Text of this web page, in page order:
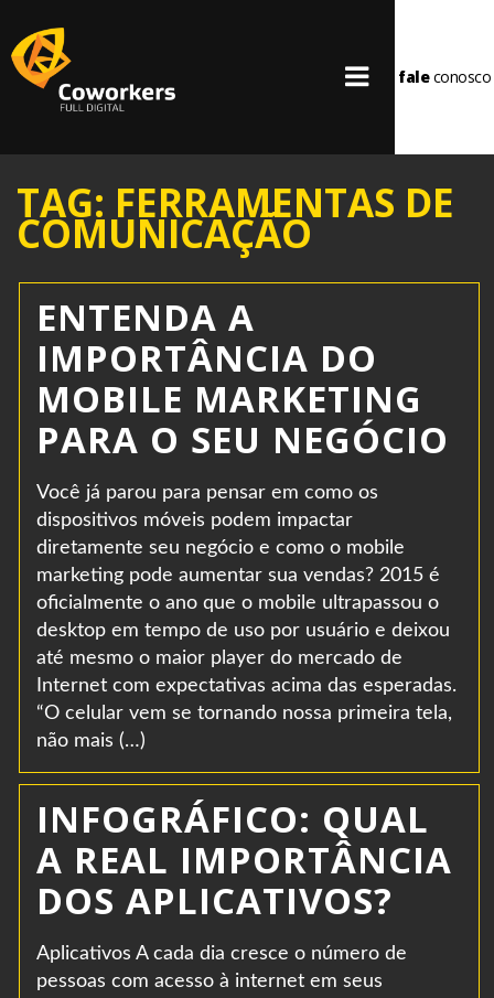
faleconosco
TAG: FERRAMENTAS DE
COMUNICAÇÃO
ENTENDA A
IMPORTÂNCIA DO
MOBILE MARKETING
PARA O SEU NEGÓCIO
Você já parou para pensar em como os
dispositivos móveis podem impactar
diretamente seu negócio e como o mobile
marketing pode aumentar sua vendas? 2015 é
oficialmente o ano que o mobile ultrapassou o
desktop em tempo de uso por usuário e deixou
até mesmo o maior player do mercado de
Internet com expectativas acima das esperadas.
“O celular vem se tornando nossa primeira tela,
não mais (…)
INFOGRÁFICO: QUAL
A REAL IMPORTÂNCIA
DOS APLICATIVOS?
Aplicativos A cada dia cresce o número de
pessoas com acesso à internet em seus